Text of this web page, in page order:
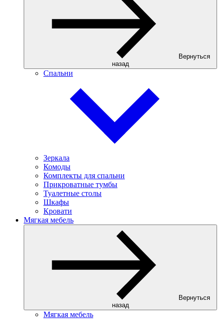
Вернуться
назад
Спальни
Зеркала
Комоды
Комплекты для спальни
Прикроватные тумбы
Туалетные столы
Шкафы
Кровати
Мягкая мебель
Вернуться
назад
Мягкая мебель